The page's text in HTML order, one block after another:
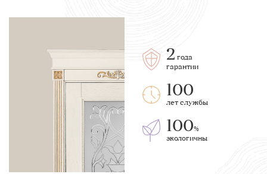
2 года
гарантии
100
лет службы
100%
экологичны